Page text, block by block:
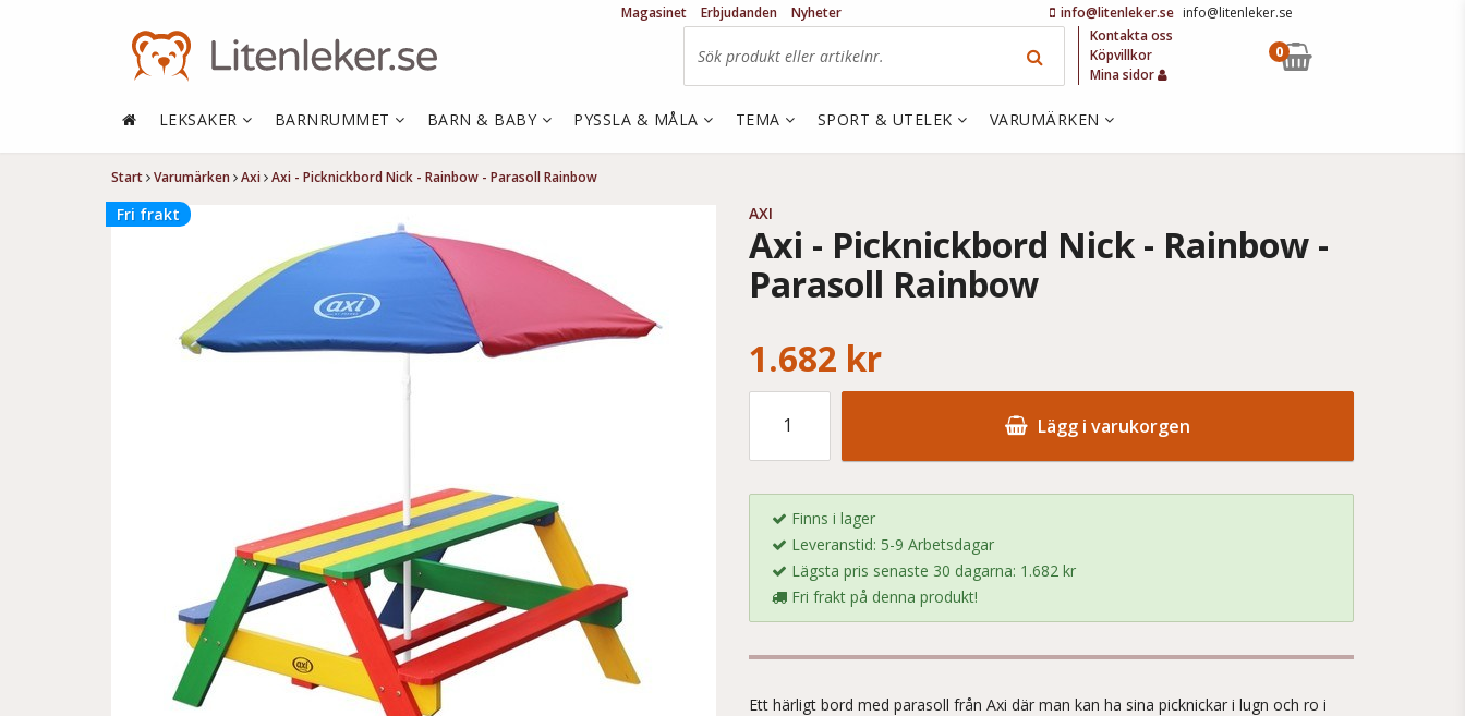
Start Varumärken Axi Axi - Picknickbord Nick - Rainbow - Parasoll Rainbow
Fri frakt AXI
Axi - Picknickbord Nick - Rainbow -
Parasoll Rainbow
1.682 kr
Lägg i varukorgen
Finns i lager
Leveranstid: 5-9 Arbetsdagar
Lägsta pris senaste 30 dagarna: 1.682 kr
Fri frakt på denna produkt!
Ett härligt bord med parasoll från Axi där man kan ha sina picknickar i lugn och ro i
info@litenleker.se info@litenleker.se
Magasinet Erbjudanden
Nyheter
Kontakta oss
Köpvillkor
Mina sidor
0
LEKSAKER BARNRUMMET BARN & BABY PYSSLA & MÅLA TEMA SPORT & UTELEK VARUMÄRKEN